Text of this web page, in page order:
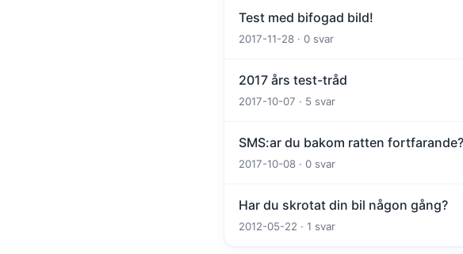
Test med bifogad bild!
2017-11-28 · 0 svar
2017 års test-tråd
2017-10-07 · 5 svar
SMS:ar du bakom ratten fortfarande?
2017-10-08 · 0 svar
Har du skrotat din bil någon gång?
2012-05-22 · 1 svar